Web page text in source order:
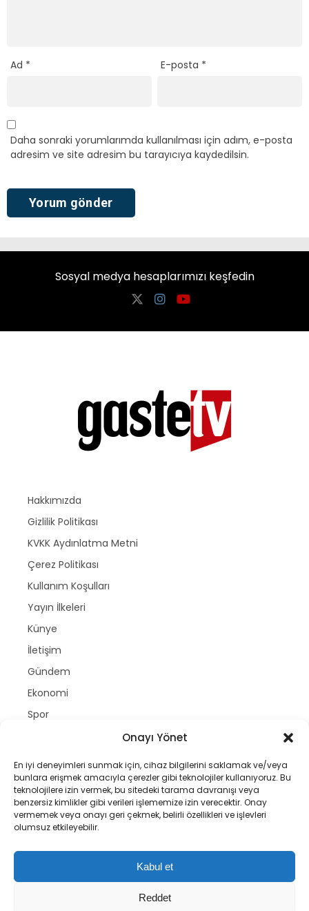
Onayı Yönet
En iyi deneyimleri sunmak için, cihaz bilgilerini saklamak ve/veya
bunlara erişmek amacıyla çerezler gibi teknolojiler kullanıyoruz. Bu
teknolojilere izin vermek, bu sitedeki tarama davranışı veya
benzersiz kimlikler gibi verileri işlememize izin verecektir. Onay
vermemek veya onayı geri çekmek, belirli özellikleri ve işlevleri
olumsuz etkileyebilir.
Kabul et
Reddet
Ad * E-posta *
Daha sonraki yorumlarımda kullanılması için adım, e-posta
adresim ve site adresim bu tarayıcıya kaydedilsin.
Sosyal medya hesaplarımızı keşfedin
Hakkımızda
Gizlilik Politikası
KVKK Aydınlatma Metni
Çerez Politikası
Kullanım Koşulları
Yayın İlkeleri
Künye
İletişim
Gündem
Ekonomi
Spor
Dünya
Yazarlar
Nöbetçi Eczaneler
Puan Durumları